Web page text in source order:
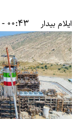
ایلام بیدار 00:43 - 1404/05/10